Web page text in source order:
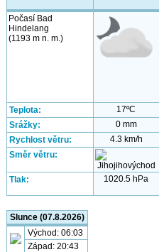
Počasí Bad
Hindelang
(1193 m n. m.)
Teplota: 17ºC
Srážky:
0 mm
Rychlost větru:
4.3 km/h
Směr větru:
Tlak: 1020.5 hPa
Slunce (07.8.2026)
Východ: 06:03
Západ: 20:43